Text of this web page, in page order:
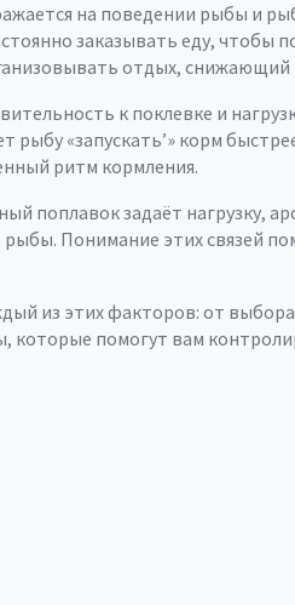
на поведении рыбы и
заказывать еду, чтобы
отдых, снижающий
к поклевке и
«запускать’» корм
ритм кормления.
поплавок задаёт нагрузку,
Понимание этих связей
из этих факторов: от
которые помогут вам